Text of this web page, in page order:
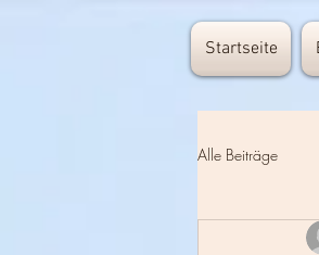
Startseite
Alle Beiträge
Keimen